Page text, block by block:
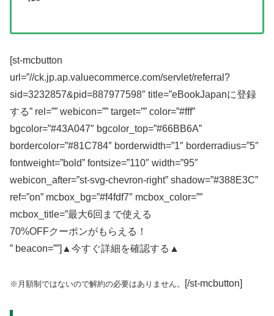
[st-mcbutton
url=”//ck.jp.ap.valuecommerce.com/servlet/referral?
sid=3232857&pid=887977598″ title=”eBookJapanに登録
する” rel=”” webicon=”” target=”” color=”#fff”
bgcolor=”#43A047″ bgcolor_top=”#66BB6A”
bordercolor=”#81C784″ borderwidth=”1″ borderradius=”5″
fontweight=”bold” fontsize=”110″ width=”95″
webicon_after=”st-svg-chevron-right” shadow=”#388E3C”
ref=”on” mcbox_bg=”#f4fdf7″ mcbox_color=””
mcbox_title=”最大6回まで使える
70%OFFクーポンがもらえる！
” beacon=””]▲今すぐ詳細を確認する▲
※月額制ではないので解約の必要はありません。 [/st-mcbutton]